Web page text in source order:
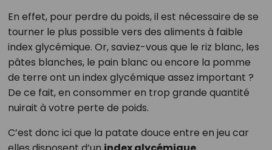
En effet, pour perdre du poids, il est nécessaire de se
tourner le plus possible vers des aliments à faible
index glycémique. Or, saviez-vous que le riz blanc, les
pâtes blanches, le pain blanc ou encore la pomme
de terre ont un index glycémique assez important ?
De ce fait, en consommer en trop grande quantité
nuirait à votre perte de poids.
C’est donc ici que la patate douce entre en jeu car